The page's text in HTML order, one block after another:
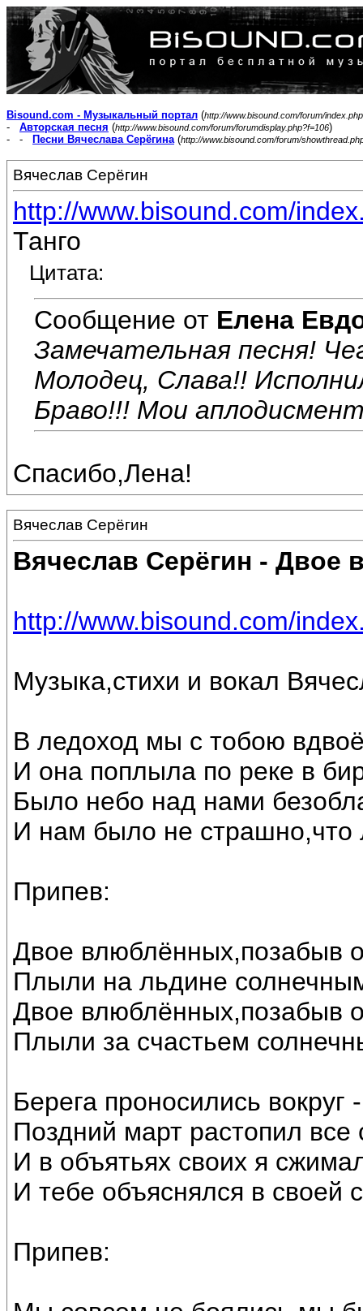
Bisound.com - Музыкальный портал (http://www.bisound.com/forum/index.php
- Авторская песня (http://www.bisound.com/forum/forumdisplay.php?f=106)
- -
Песни Вячеслава Серёгина(http://www.bisound.com/forum/
Вячеслав Серёгин
http://www.bisound.com/
Танго
Цитата:
Сообщение от Елена
Замечательная песня!
Молодец, Слава!!
Браво!!! Мои
Спасибо,Лена!
Вячеслав Серёгин
Вячеслав Серёгин - Двое
http://www.bisound.com/
Музыка,стихи и вокал
В ледоход мы с тобою
И она поплыла по реке в
Было небо над нами
И нам было не страшно,что
Припев:
Двое влюблённых,позабыв
Плыли на льдине
Двое влюблённых,позабыв
Плыли за счастьем
Берега проносились
Поздний март растопил все
И в объятьях своих я
И тебе объяснялся в
Припев: